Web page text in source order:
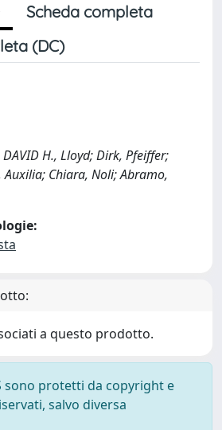
Scheda completa
(DC)
H., Lloyd; Dirk, Pfeiffer;
Auxilia; Chiara, Noli; Abramo,
a questo prodotto.
sono protetti da copyright e
salvo diversa